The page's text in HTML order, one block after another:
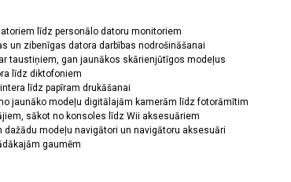
līdz personālo datoru monitoriem
un zibenīgas datora darbības nodrošināšanai
taustiņiem, gan jaunākos skārienjūtīgos modeļus
līdz diktofoniem
līdz papīram drukāšanai
jaunāko modeļu digitālajām kamerām līdz fotorāmītim
sākot no konsoles līdz Wii aksesuāriem
dažādu modeļu navigātori un navigātoru aksesuāri
gaumēm